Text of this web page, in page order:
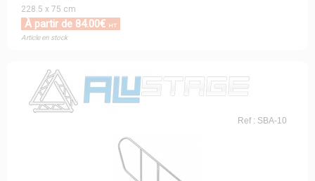
228.5 x 75 cm
À partir de 84.00€ HT
Article en stock
Ref : SBA-10